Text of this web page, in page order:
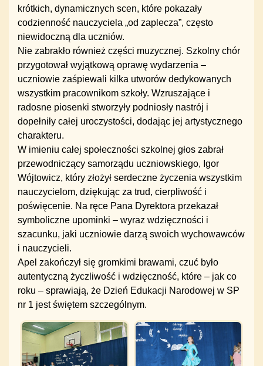
krótkich, dynamicznych scen, które pokazały
codzienność nauczyciela „od zaplecza”, często
niewidoczną dla uczniów.
Nie zabrakło również części muzycznej. Szkolny chór
przygotował wyjątkową oprawę wydarzenia –
uczniowie zaśpiewali kilka utworów dedykowanych
wszystkim pracownikom szkoły. Wzruszające i
radosne piosenki stworzyły podniosły nastrój i
dopełniły całej uroczystości, dodając jej artystycznego
charakteru.
W imieniu całej społeczności szkolnej głos zabrał
przewodniczący samorządu uczniowskiego, Igor
Wójtowicz, który złożył serdeczne życzenia wszystkim
nauczycielom, dziękując za trud, cierpliwość i
poświęcenie. Na ręce Pana Dyrektora przekazał
symboliczne upominki – wyraz wdzięczności i
szacunku, jaki uczniowie darzą swoich wychowawców
i nauczycieli.
Apel zakończył się gromkimi brawami, czuć było
autentyczną życzliwość i wdzięczność, które – jak co
roku – sprawiają, że Dzień Edukacji Narodowej w SP
nr 1 jest świętem szczególnym.